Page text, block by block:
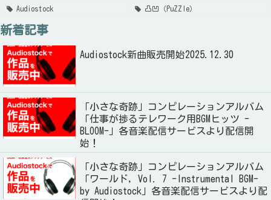
Audiostock 凸凹（PuZZle）
新着記事
Audiostock新曲販売開始2025.12.30
「小さな奇跡」コンピレーションアルバム
「仕事が捗るテレワーク用BGMヒッツ -
BLOOM-」各音楽配信サービスより配信開
始！
「小さな奇跡」コンピレーションアルバム
「ワールド, Vol. 7 -Instrumental BGM-
by Audiostock」各音楽配信サービスより配